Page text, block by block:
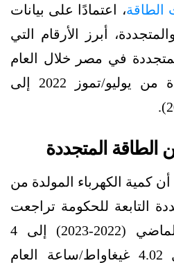
الطاقة، اعتمادًا على بيانات
أبرز الأرقام التي
في مصر خلال العام
المالي الماضي (المدة من يوليو/تموز 2022 إلى
الطاقة المتجددة
كمية الكهرباء المولدة من
التابعة للحكومة تراجعت
خلال العام المالي الماضي (2022-2023) إلى 4
غيغاواط/ساعة، مقابل 4.02 غيغاواط/ساعة العام